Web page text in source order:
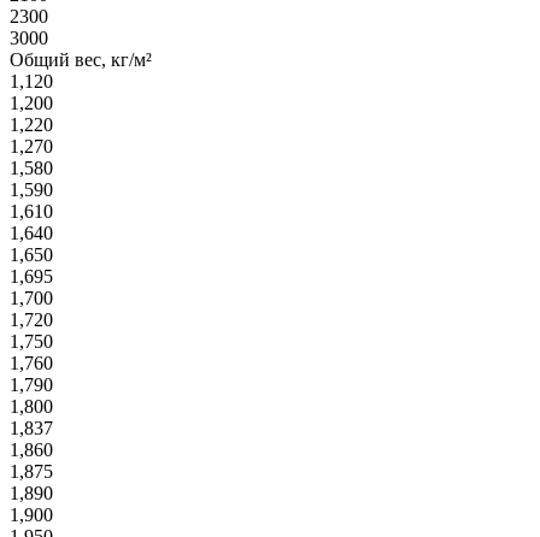
2300
3000
Общий вес, кг/м²
1,120
1,200
1,220
1,270
1,580
1,590
1,610
1,640
1,650
1,695
1,700
1,720
1,750
1,760
1,790
1,800
1,837
1,860
1,875
1,890
1,900